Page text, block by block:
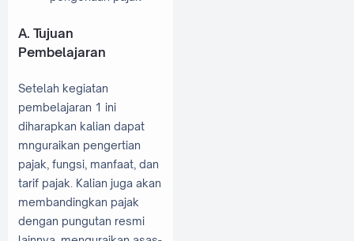
A. Tujuan
Pembelajaran
Setelah kegiatan
pembelajaran 1 ini
diharapkan kalian dapat
mnguraikan pengertian
pajak, fungsi, manfaat, dan
tarif pajak. Kalian juga akan
membandingkan pajak
dengan pungutan resmi